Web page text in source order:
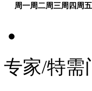
周一周二周三周四 周五
专家/特需